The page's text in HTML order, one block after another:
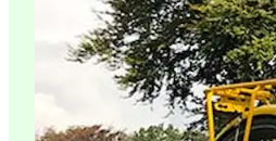
Book & køb